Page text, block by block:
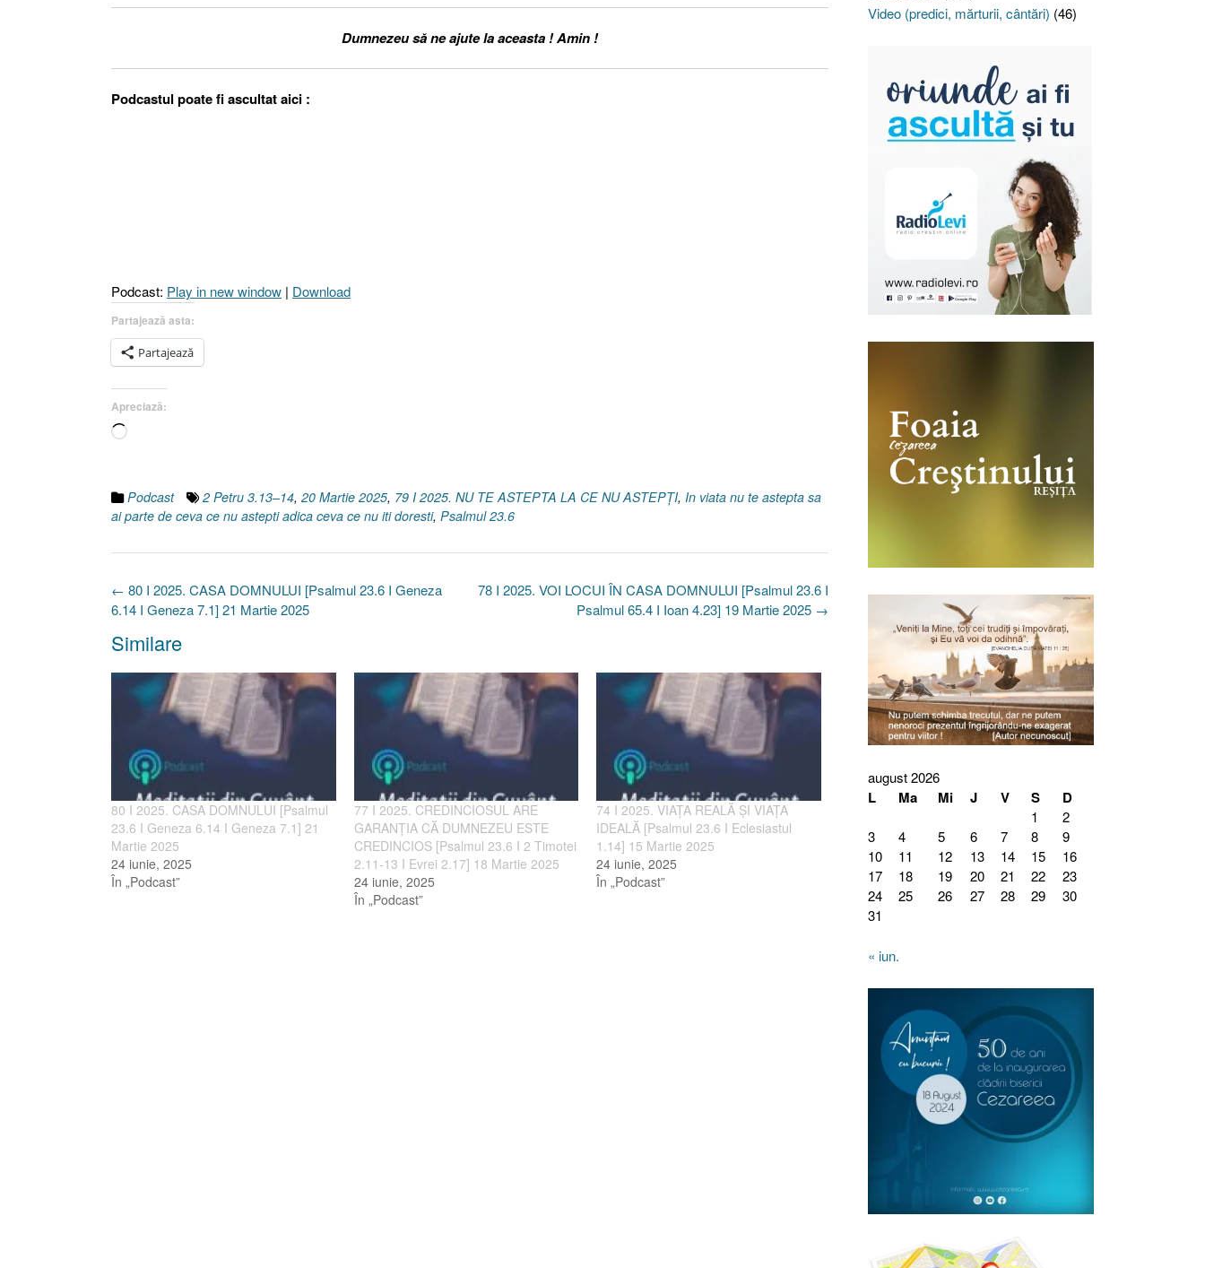
Dumnezeu să ne ajute la aceasta ! Amin !
Podcastul poate fi ascultat aici :
Podcast: Play in new window | Download
Partajează asta:
Partajează
Apreciază:
Încarc...
Podcast 2 Petru 3.13–14, 20 Martie 2025, 79 I 2025. NU TE ASTEPTA LA CE NU ASTEPȚI, In viata nu te astepta sa
ai parte de ceva ce nu astepti adica ceva ce nu iti doresti, Psalmul 23.6
Post
navigation
78 I 2025. VOI LOCUI ÎN CASA DOMNULUI [Psalmul 23.6 I
Psalmul 65.4 I Ioan 4.23] 19 Martie 2025 →
← 80 I 2025. CASA DOMNULUI [Psalmul 23.6 I Geneza
6.14 I Geneza 7.1] 21 Martie 2025
Similare
80 I 2025. CASA DOMNULUI [Psalmul
23.6 I Geneza 6.14 I Geneza 7.1] 21
Martie 2025
24 iunie, 2025
În „Podcast”
77 I 2025. CREDINCIOSUL ARE
GARANȚIA CĂ DUMNEZEU ESTE
CREDINCIOS [Psalmul 23.6 I 2 Timotei
2.11-13 I Evrei 2.17] 18 Martie 2025
24 iunie, 2025
În „Podcast”
74 I 2025. VIAȚA REALĂ ȘI VIAȚA
IDEALĂ [Psalmul 23.6 I Eclesiastul
1.14] 15 Martie 2025
24 iunie, 2025
În „Podcast”
Video (predici, mărturii, cântări) (46)
august 2026
L Ma Mi J V S D
1
2
3
4 5 6 7 8
9
10
11 12 13 14 15
16
17
18 19 20 21 22
23
24
25 26 27 28 29
30
31
« iun.